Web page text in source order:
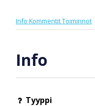
Info KommentitToiminnot
Info
Tyyppi